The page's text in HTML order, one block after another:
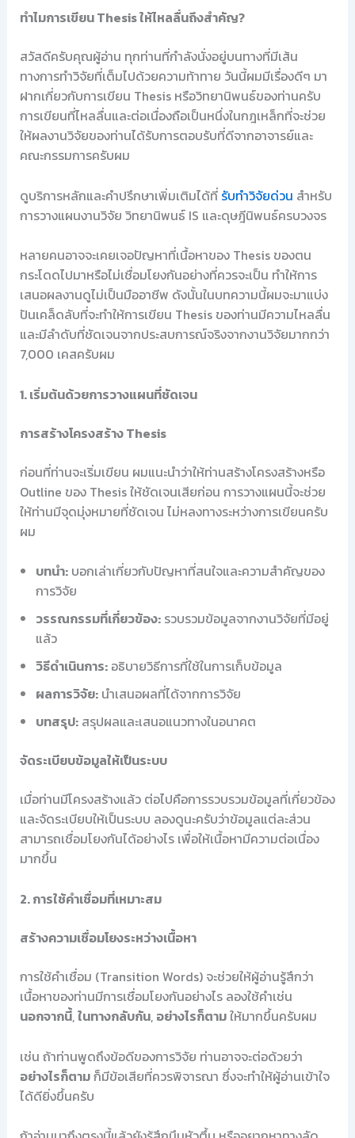
ทำไมการเขียน Thesis ให้ไหลลื่นถึงสำคัญ?
สวัสดีครับคุณผู้อ่าน ทุกท่านที่กำลังนั่งอยู่บนทางที่มีเส้น
ทางการทำวิจัยที่เต็มไปด้วยความท้าทาย วันนี้ผมมีเรื่องดีๆ มา
ฝากเกี่ยวกับการเขียน Thesis หรือวิทยานิพนธ์ของท่านครับ
การเขียนที่ไหลลื่นและต่อเนื่องถือเป็นหนึ่งในกฎเหล็กที่จะช่วย
ให้ผลงานวิจัยของท่านได้รับการตอบรับที่ดีจากอาจารย์และ
คณะกรรมการครับผม
ดูบริการหลักและคำปรึกษาเพิ่มเติมได้ที่ รับทำวิจัยด่วน สำหรับ
การวางแผนงานวิจัย วิทยานิพนธ์ IS และดุษฎีนิพนธ์ครบวงจร
หลายคนอาจจะเคยเจอปัญหาที่เนื้อหาของ Thesis ของตน
กระโดดไปมาหรือไม่เชื่อมโยงกันอย่างที่ควรจะเป็น ทำให้การ
เสนอผลงานดูไม่เป็นมืออาชีพ ดังนั้นในบทความนี้ผมจะมาแบ่ง
ปันเคล็ดลับที่จะทำให้การเขียน Thesis ของท่านมีความไหลลื่น
และมีลำดับที่ชัดเจนจากประสบการณ์จริงจากงานวิจัยมากกว่า
7,000 เคสครับผม
1. เริ่มต้นด้วยการวางแผนที่ชัดเจน
การสร้างโครงสร้าง Thesis
ก่อนที่ท่านจะเริ่มเขียน ผมแนะนำว่าให้ท่านสร้างโครงสร้างหรือ
Outline ของ Thesis ให้ชัดเจนเสียก่อน การวางแผนนี้จะช่วย
ให้ท่านมีจุดมุ่งหมายที่ชัดเจน ไม่หลงทางระหว่างการเขียนครับ
ผม
บทนำ:บอกเล่าเกี่ยวกับปัญหาที่สนใจและความสำคัญของ
การวิจัย
วรรณกรรมที่เกี่ยวข้อง:รวบรวมข้อมูลจากงานวิจัยที่มีอยู่
แล้ว
วิธีดำเนินการ:อธิบายวิธีการที่ใช้ในการเก็บข้อมูล
ผลการวิจัย:นำเสนอผลที่ได้จากการวิจัย
บทสรุป:สรุปผลและเสนอแนวทางในอนาคต
จัดระเบียบข้อมูลให้เป็นระบบ
เมื่อท่านมีโครงสร้างแล้ว ต่อไปคือการรวบรวมข้อมูลที่เกี่ยวข้อง
และจัดระเบียบให้เป็นระบบ ลองดูนะครับว่าข้อมูลแต่ละส่วน
สามารถเชื่อมโยงกันได้อย่างไร เพื่อให้เนื้อหามีความต่อเนื่อง
มากขึ้น
2. การใช้คำเชื่อมที่เหมาะสม
สร้างความเชื่อมโยงระหว่างเนื้อหา
การใช้คำเชื่อม (Transition Words) จะช่วยให้ผู้อ่านรู้สึกว่า
เนื้อหาของท่านมีการเชื่อมโยงกันอย่างไร ลองใช้คำเช่น
นอกจากนี้,ในทางกลับกัน, อย่างไรก็ตามให้มากขึ้นครับผม
เช่น ถ้าท่านพูดถึงข้อดีของการวิจัย ท่านอาจจะต่อด้วยว่า
อย่างไรก็ตามก็มีข้อเสียที่ควรพิจารณา ซึ่งจะทำให้ผู้อ่านเข้าใจ
ได้ดียิ่งขึ้นครับ